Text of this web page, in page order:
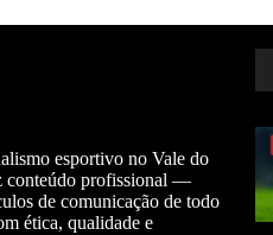
esportivo no Vale do
conteúdo profissional —
de comunicação de todo
ética, qualidade e